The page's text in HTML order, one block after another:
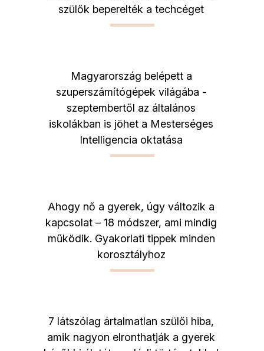
szülők beperelték a techcéget
Magyarország belépett a
szuperszámítógépek világába -
szeptembertől az általános
iskolákban is jöhet a Mesterséges
Intelligencia oktatása
Ahogy nő a gyerek, úgy változik a
kapcsolat – 18 módszer, ami mindig
működik. Gyakorlati tippek minden
korosztályhoz
7 látszólag ártalmatlan szülői hiba,
amik nagyon elronthatják a gyerek